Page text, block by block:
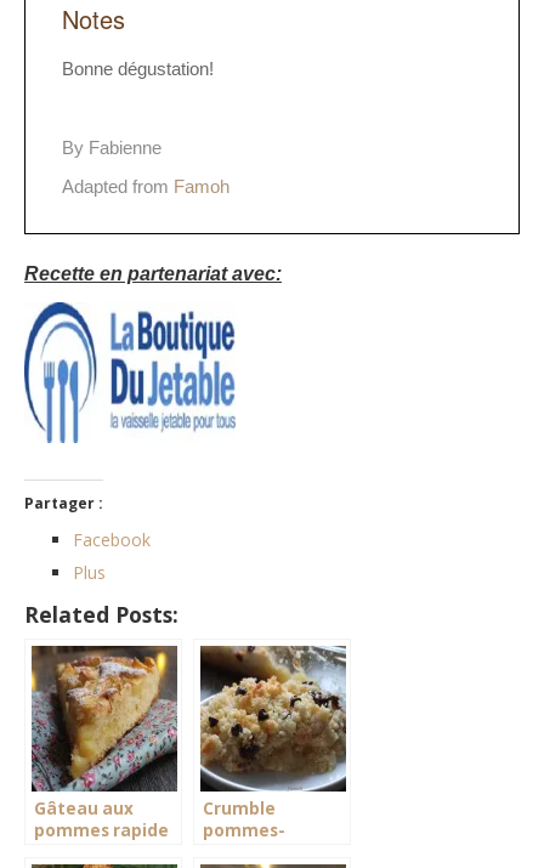
Notes
Bonne dégustation!
By Fabienne
Adapted from Famoh
Recette en partenariat avec:
Partager :
Facebook
Plus
Related Posts:
Gâteau aux
pommes rapide
Crumble
pommes-